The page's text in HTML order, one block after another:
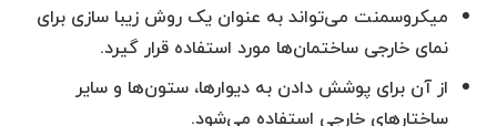
میکروسمنت می‌تواند به عنوان یک روش زیبا سازی برای
نمای خارجی ساختمان‌ها مورد استفاده قرار گیرد.
از آن برای پوشش دادن به دیوارها، ستون‌ها و سایر
ساختارهای خارجی استفاده می‌شود.